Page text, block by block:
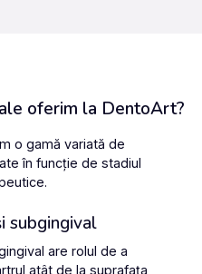
oferim la DentoArt?
o gamă variată de
în funcție de stadiul
subgingival
are rolul de a
atât de la suprafața